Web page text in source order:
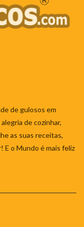
de gulosos em
de cozinhar,
as suas receitas,
E o Mundo é mais feliz